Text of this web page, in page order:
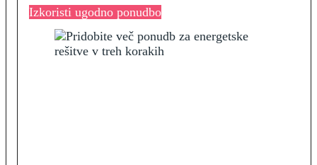
Izkoristi ugodno ponudbo